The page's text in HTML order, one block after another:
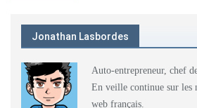
Jonathan Lasbordes
Auto-entrepreneur, chef
En veille continue sur les
web français.